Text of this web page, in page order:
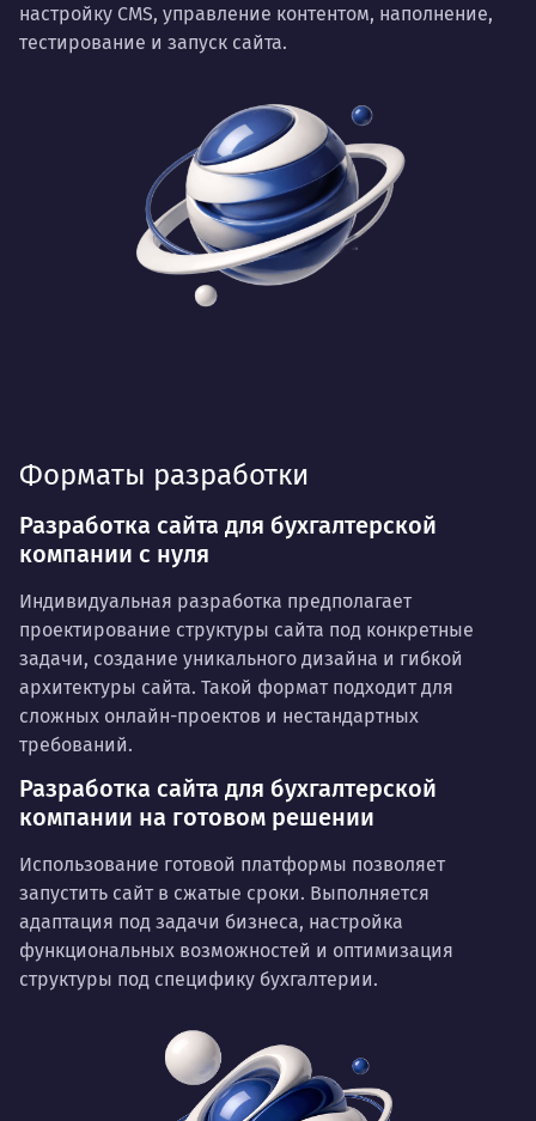
настройку CMS, управление контентом, наполнение,
тестирование и запуск сайта.
Форматы разработки
Разработка сайта для бухгалтерской
компании с нуля
Индивидуальная разработка предполагает
проектирование структуры сайта под конкретные
задачи, создание уникального дизайна и гибкой
архитектуры сайта. Такой формат подходит для
сложных онлайн-проектов и нестандартных
требований.
Разработка сайта для бухгалтерской
компании на готовом решении
Использование готовой платформы позволяет
запустить сайт в сжатые сроки. Выполняется
адаптация под задачи бизнеса, настройка
функциональных возможностей и оптимизация
структуры под специфику бухгалтерии.